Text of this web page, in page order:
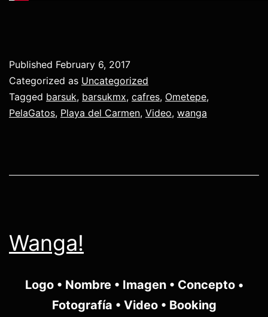
Published February 6, 2017
Categorized as Uncategorized
Tagged barsuk, barsukmx, cafres, Ometepe,
PelaGatos, Playa del Carmen, Video, wanga
Wanga!
Logo • Nombre • Imagen • Concepto •
Fotografía • Video • Booking